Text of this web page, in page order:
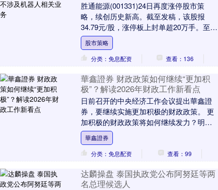
胜通能源(001331)24日再度涨停股市策
略，续创历史新高。截至发稿，该股报
34.79元/股，涨停板上封单超20万手。至
此，该股已连续9个交易日涨停，累计涨
近....
股市策略
分类：免息配资
查看：136
華鑫證券 财政政策如何继续“更加积
极”？解读2026年财政工作新看点
日前召开的中央经济工作会议提出華鑫證
券，要继续实施更加积极的财政政策。 更
加积极的财政政策将如何继续发力？明年
财政重点工作有哪些？在12月27日至28日
于北京举....
華鑫證券
分类：免息配资
查看：99
达麟操盘 泰国执政党公布阿努廷等两
名总理候选人